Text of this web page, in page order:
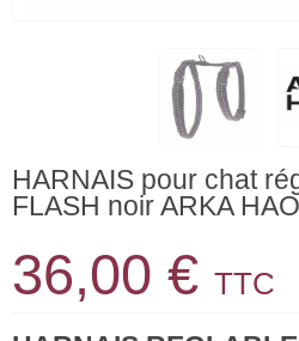
HARNAIS pour chat
FLASH noir ARKA
36,00 € TTC